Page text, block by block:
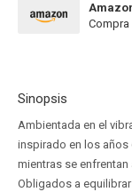
Sinopsis
Ambientada en el
inspirado en los años
mientras se
Obligados a